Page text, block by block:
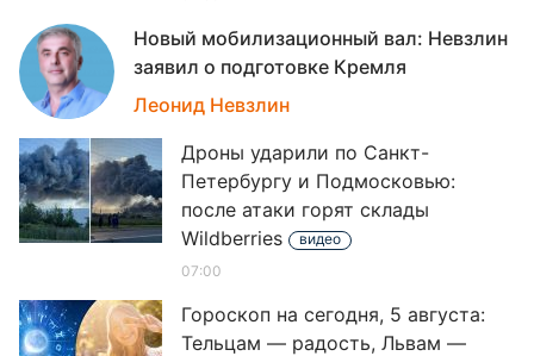
Новый мобилизационный вал: Невзлин
заявил о подготовке Кремля
Леонид Невзлин
Дроны ударили по Санкт-
Петербургу и Подмосковью:
после атаки горят склады
Wildberries
видео
07:00
Гороскоп на сегодня, 5 августа:
Тельцам — радость, Львам —